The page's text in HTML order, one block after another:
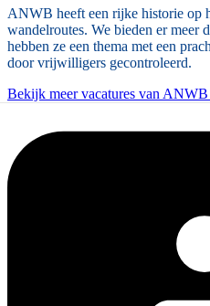
ANWB heeft een rijke historie op
wandelroutes. We bieden er meer
hebben ze een thema met een
door vrijwilligers gecontroleerd.
Bekijk meer vacatures van